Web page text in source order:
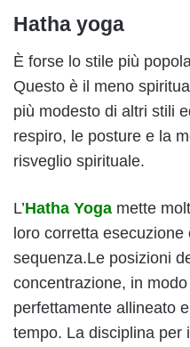
Hatha yoga
È forse lo stile più
Questo è il meno
più modesto di altri stili
respiro, le posture e la
risveglio spirituale.
L’Hatha Yoga mette
loro corretta esecuzione
sequenza.Le posizioni
concentrazione, in
perfettamente allineato
tempo. La disciplina per